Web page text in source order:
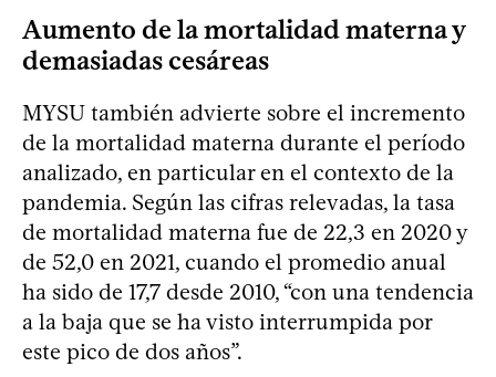
Aumento de la mortalidad materna y
demasiadas cesáreas
MYSU también advierte sobre el incremento
de la mortalidad materna durante el período
analizado, en particular en el contexto de la
pandemia. Según las cifras relevadas, la tasa
de mortalidad materna fue de 22,3 en 2020 y
de 52,0 en 2021, cuando el promedio anual
ha sido de 17,7 desde 2010, “con una tendencia
a la baja que se ha visto interrumpida por
este pico de dos años”.